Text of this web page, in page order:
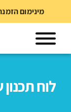
מינימום הזמנה 300 שח לא כולל משלוח
לוח